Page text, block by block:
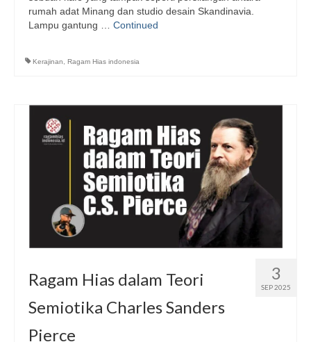
rumah adat Minang dan studio desain Skandinavia.
Lampu gantung … Continued
Kerajinan, Ragam Hias indonesia
3
SEP 2025
Ragam Hias dalam Teori
Semiotika Charles Sanders
Pierce